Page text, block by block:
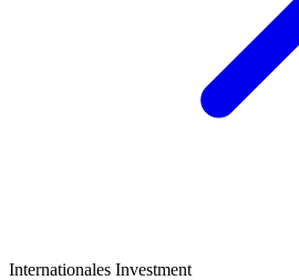
Internationales Investment